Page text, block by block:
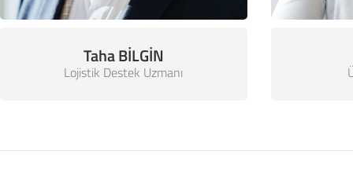
Taha BİLGİN
Lojistik Destek Uzmanı